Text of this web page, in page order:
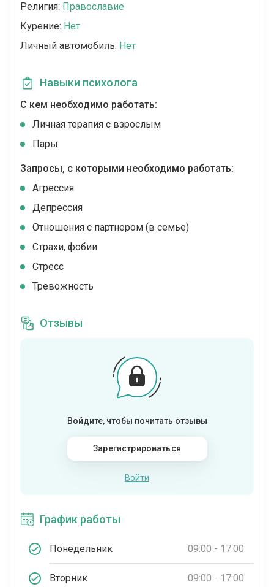
Религия: Православие
Курение: Нет
Личный автомобиль: Нет
Навыки психолога
С кем необходимо работать:
Личная терапия с взрослым
Пары
Запросы, с которыми необходимо работать:
Агрессия
Депрессия
Отношения с партнером (в семье)
Страхи, фобии
Стресс
Тревожность
Отзывы
Войдите, чтобы почитать отзывы
Зарегистрироваться
Войти
График работы
Понедельник 09:00 - 17:00
Вторник 09:00 - 17:00